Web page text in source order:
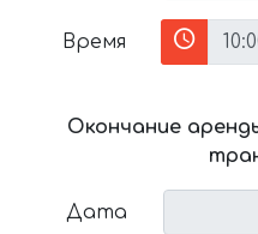
Время
Окончание
Дата